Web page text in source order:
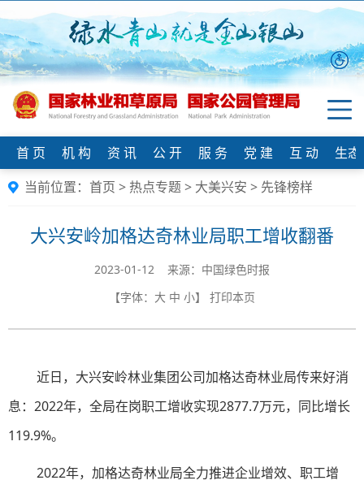
首 页 机 构 资 讯 公 开 服 务 党 建 互 动
生
当前位置： 首页 > 热点专题> 大美兴安 > 先锋榜样
大兴安岭加格达奇林业局职工增收翻番
2023-01-12 来源：中国绿色时报
【字体： 大 中 小】 打印本页
近日，大兴安岭林业集团公司加格达奇林业局传来好消
息：2022年，全局在岗职工增收实现2877.7万元，同比增长
119.9%。
2022年，加格达奇林业局全力推进企业增效、职工增